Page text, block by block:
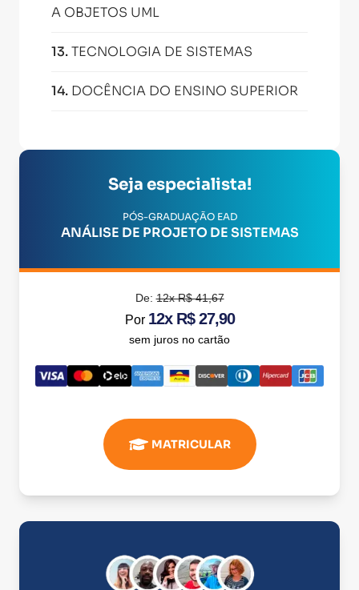
A OBJETOS UML
13.TECNOLOGIA DE SISTEMAS
14. DOCÊNCIA DO ENSINO SUPERIOR
Seja especialista!
PÓS-GRADUAÇÃO EAD
ANÁLISE DE PROJETO DE SISTEMAS
De:12x R$ 41,67
Por 12x R$ 27,90
sem juros no cartão
MATRICULAR